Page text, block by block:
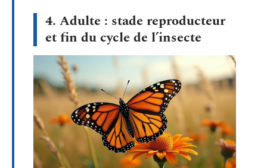
4. Adulte : stade reproducteur
et fin du cycle de l’insecte